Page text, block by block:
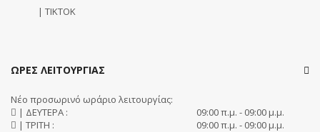
| TIKTOK
ΩΡΕΣ ΛΕΙΤΟΥΡΓΙΑΣ
Νέο προσωρινό ωράριο λειτουργίας:
| ΔΕΥΤΕΡΑ :
09:00 π.μ. - 09:00 μ.μ.
| ΤΡΙΤΗ :
09:00 π.μ. - 09:00 μ.μ.